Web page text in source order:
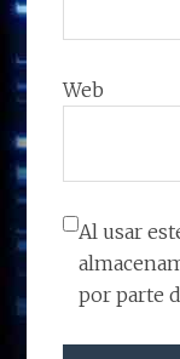
Web
Al usar
por parte